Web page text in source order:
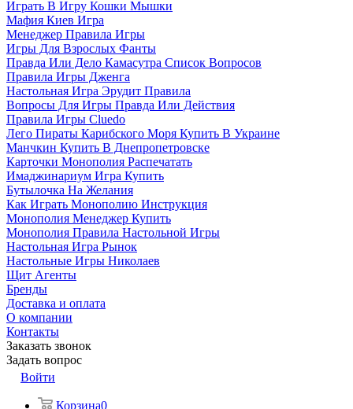
Играть В Игру Кошки Мышки
Мафия Киев Игра
Менеджер Правила Игры
Игры Для Взрослых Фанты
Правда Или Дело Камасутра Список Вопросов
Правила Игры Дженга
Настольная Игра Эрудит Правила
Вопросы Для Игры Правда Или Действия
Правила Игры Cluedo
Лего Пираты Карибского Моря Купить В Украине
Манчкин Купить В Днепропетровске
Карточки Монополия Распечатать
Имаджинариум Игра Купить
Бутылочка На Желания
Как Играть Монополию Инструкция
Монополия Менеджер Купить
Монополия Правила Настольной Игры
Настольная Игра Рынок
Настольные Игры Николаев
Щит Агенты
Бренды
Доставка и оплата
О компании
Контакты
Заказать звонок
Задать вопрос
Войти
Корзина0